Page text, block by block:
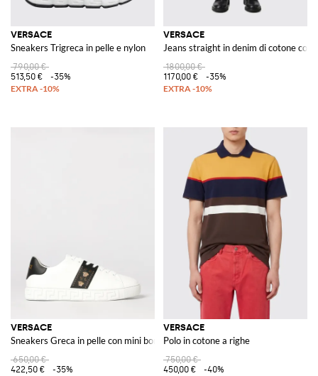
VERSACE
Sneakers Trigreca in pelle e nylon
790,00 €
513,50 €
-35%
VERSACE
Jeans straight in denim di cotone con
1800,00 €
1170,00 €
-35%
VERSACE
Sneakers Greca in pelle con mini borchie
650,00 €
422,50 €
-35%
VERSACE
Polo in cotone a righe
750,00 €
450,00 €
-40%